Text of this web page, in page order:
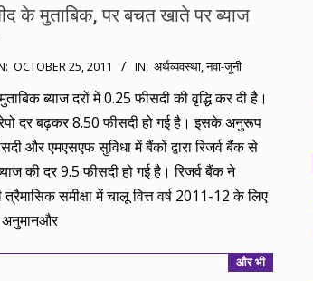
के मुताबिक, पर बचत खाते पर ब्याज
OCTOBER 25, 2011 IN: अर्थव्यवस्था,नवा-जूनी
ब्याज दरों में 0.25 फीसदी की वृद्धि कर दी है।
दर बढ़कर 8.50 फीसदी हो गई है। इसके अनुरूप
और एमएसएफ सुविधा में बैंकों द्वारा रिजर्व बैंक से
की दर 9.5 फीसदी हो गई है। रिजर्व बैंक ने
त्रैमासिक समीक्षा में चालू वित्त वर्ष 2011-12 के लिए
अनुमानऔर
और भी